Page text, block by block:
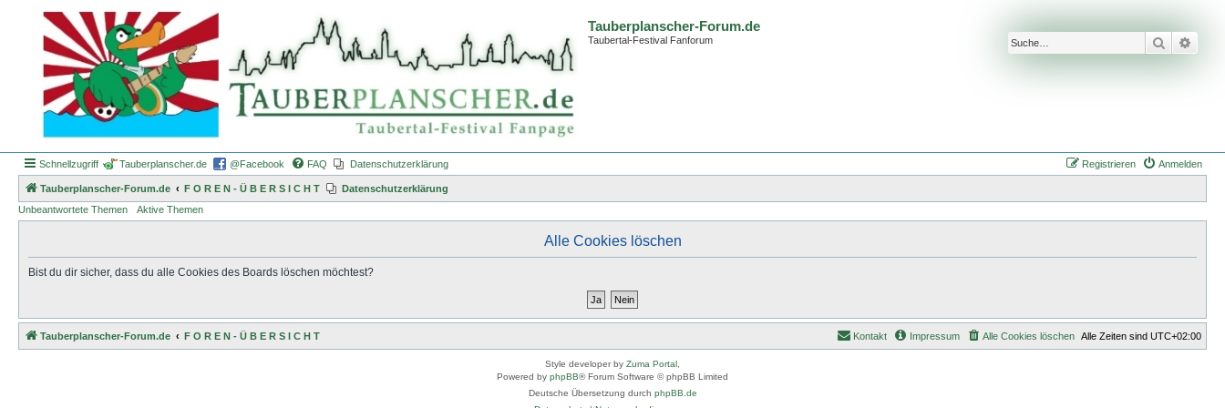
Tauberplanscher-Forum.de
Taubertal-Festival Fanforum Suche
Schnellzugriff Tauberplanscher.de @Facebook FAQ Datenschutzerklärung Anmelden
Registrieren
Tauberplanscher-Forum.de F O R E N - Ü B E R S I C H T
Datenschutzerklärung
Unbeantwortete Themen
Aktive Themen
Alle Cookies löschen
Bist du dir sicher, dass du alle Cookies des Boards löschen möchtest?
Tauberplanscher-Forum.de F O R E N - Ü B E R S I C H T Alle Zeiten sind UTC+02:00
Alle Cookies löschen
Impressum
Kontakt
Style developer by Zuma Portal
Powered by phpBB® Forum Software © phpBB Limited
Deutsche Übersetzung durch phpBB.de